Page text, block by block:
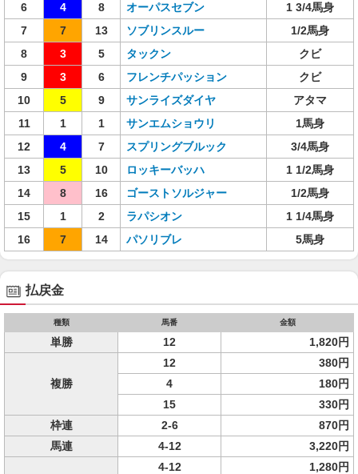
6
4 8 オーパスセブン
1 3/4馬身
7
7 13 ソブリンスルー
1/2馬身
8
3 5 タックン
クビ
9
3 6 フレンチパッション
クビ
10
5 9 サンライズダイヤ
アタマ
11
1 1 サンエムショウリ
1馬身
12
4 7 スプリングブルック
3/4馬身
13
5 10 ロッキーバッハ
1 1/2馬身
14
8 16 ゴーストソルジャー
1/2馬身
15
1 2 ラパシオン
1 1/4馬身
16
7 14 パソリブレ 5馬身
払戻金
種類 馬番 金額
単勝 12 1,820円
複勝
12
380円
4
180円
15
330円
枠連
2-6
870円
馬連
4-12 3,220円
4-12
1,280円